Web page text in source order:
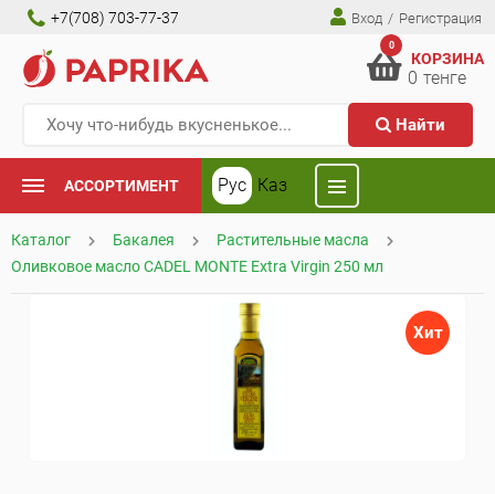
+7(708) 703-77-37 Вход / Регистрация
Найти
0
КОРЗИНА
0 тенге
АССОРТИМЕНТ Рус Каз
Каталог Бакалея
Растительные масла
Оливковое масло CADEL MONTE Extra Virgin 250 мл
Хит